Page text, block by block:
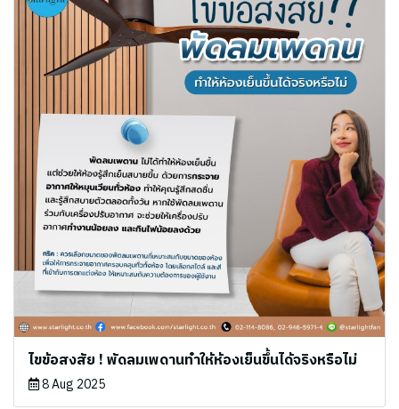
ไขข้อสงสัย ! พัดลมเพดานทำให้ห้องเย็นขึ้นได้จริงหรือไม่
8 Aug 2025